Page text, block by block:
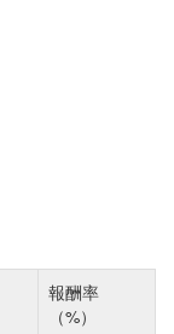
報酬率
（%）